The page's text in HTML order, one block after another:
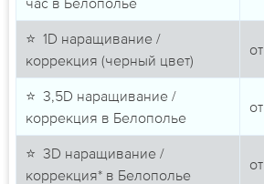
⭐ 1D наращивание /
коррекция (черный цвет)
от
⭐ 3,5D наращивание /
коррекция в Белополье
от
⭐ 3D наращивание /
коррекция* в Белополье
от